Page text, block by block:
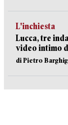
L'inchiesta
Lucca, tre
video intimo
di Pietro